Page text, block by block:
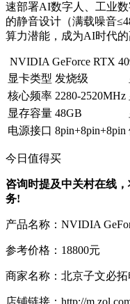
速部署AI数字人、工业
的静音设计（满载噪音
算力潜能，成为AI时代的
NVIDIA GeForce RTX
显卡类型 发烧级
核心频率 2280-2520MHz
显存容量 48GB
电源接口 8pin+8pin+8pin
今日值得买
咨询时提及中关村在线
务!
产品名称： NVIDIA
参考价格：18800元
商家名称： 北京子文必